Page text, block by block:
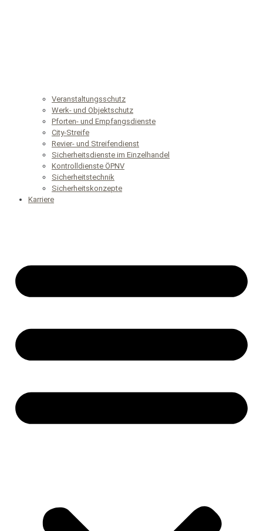
Veranstaltungsschutz
Werk- und Objektschutz
Pforten- und Empfangsdienste
City-Streife
Revier- und Streifendienst
Sicherheitsdienste im Einzelhandel
Kontrolldienste ÖPNV
Sicherheitstechnik
Sicherheitskonzepte
Karriere